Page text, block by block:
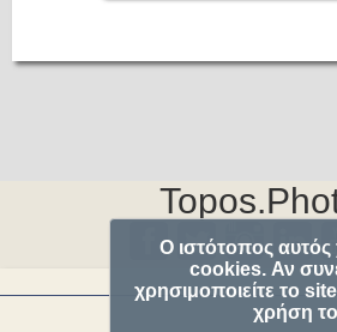
Ο ιστότοπος αυτός
cookies. Αν
χρησιμοποιείτε το
χρήση